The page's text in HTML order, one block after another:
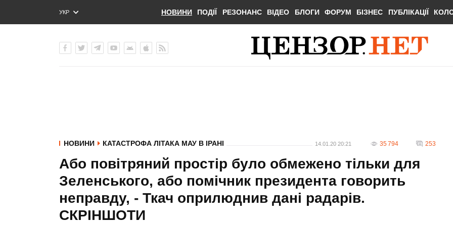
УКР
ENG
НОВИНИ ПОДІЇ РЕЗОНАНС ВІДЕО БЛОГИ ФОРУМ БІЗНЕС ПУБЛІКАЦІЇ
НОВИНИ КАТАСТРОФА ЛІТАКА МАУ В ІРАНІ 14.01.20 20:21 35 794 253
Або повітряний простір було обмежено тільки для
Зеленського, або помічник президента говорить
неправду, - Ткач оприлюднив дані радарів.
СКРІНШОТИ